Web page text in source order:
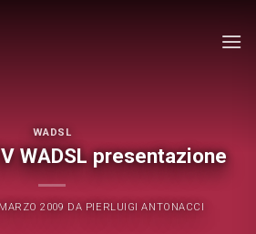
WADSL
WADSL presentazione
2009 DA PIERLUIGI ANTONACCI